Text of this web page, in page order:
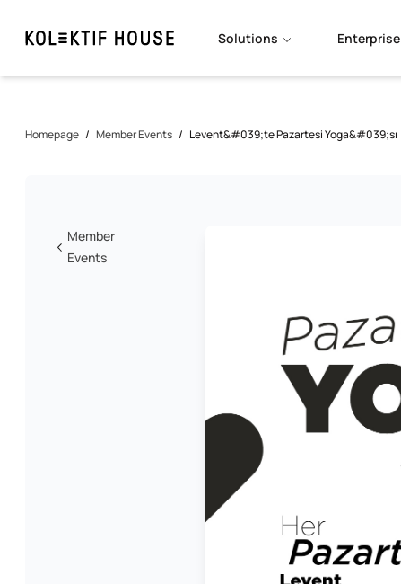
Solutions Enterprise
Homepage / Member Events / Levent&#039;te Pazartesi Yoga&#039;sı
Member
Events